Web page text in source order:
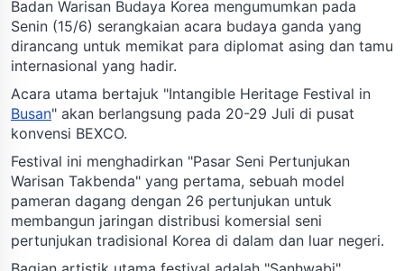
Badan Warisan Budaya Korea mengumumkan pada
Senin (15/6) serangkaian acara budaya ganda yang
dirancang untuk memikat para diplomat asing dan tamu
internasional yang hadir.
Acara utama bertajuk "Intangible Heritage Festival in
Busan" akan berlangsung pada 20-29 Juli di pusat
konvensi BEXCO.
Festival ini menghadirkan "Pasar Seni Pertunjukan
Warisan Takbenda" yang pertama, sebuah model
pameran dagang dengan 26 pertunjukan untuk
membangun jaringan distribusi komersial seni
pertunjukan tradisional Korea di dalam dan luar negeri.